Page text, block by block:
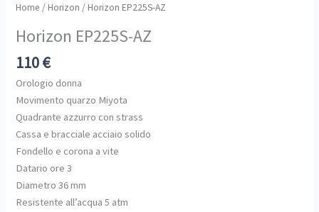
Home / Horizon / Horizon EP225S-AZ
Horizon EP225S-AZ
110€
Orologio donna
Movimento quarzo Miyota
Quadrante azzurro con strass
Cassa e bracciale acciaio solido
Fondello e corona a vite
Datario ore 3
Diametro 36 mm
Resistente all’acqua 5 atm
Horizon
AZ
quantità